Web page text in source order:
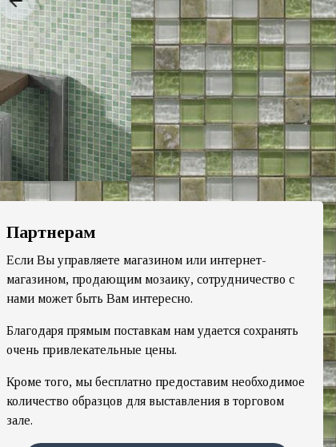
Previous slide
Партнерам
Если Вы управляете магазином или интернет-
магазином, продающим мозаику, сотрудничество с
нами может быть Вам интересно.
Благодаря прямым поставкам нам удается сохранять
очень привлекательные цены.
Кроме того, мы бесплатно предоставим необходимое
количество образцов для выставления в торговом
зале.